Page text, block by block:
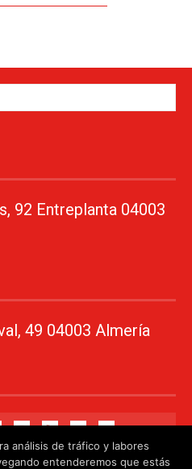
92 Entreplanta 04003
49 04003 Almería
análisis de tráfico y labores
entenderemos que estás